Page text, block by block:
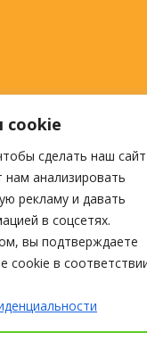
cookie
сделать наш сайт
анализировать
рекламу и давать
в соцсетях.
вы подтверждаете
cookie в